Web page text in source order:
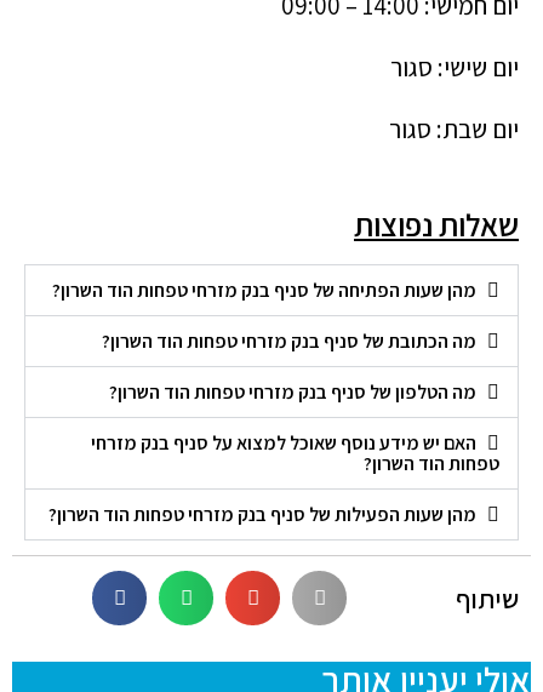
יום שישי: סגור
יום שבת: סגור
שאלות נפוצות
מהן שעות הפתיחה של סניף בנק מזרחי טפחות הוד השרון?
מה הכתובת של סניף בנק מזרחי טפחות הוד השרון?
מה הטלפון של סניף בנק מזרחי טפחות הוד השרון?
האם יש מידע נוסף שאוכל למצוא על סניף בנק מזרחי
טפחות הוד השרון?
מהן שעות הפעילות של סניף בנק מזרחי טפחות הוד השרון?
שיתוף
אולי יעניין אותך